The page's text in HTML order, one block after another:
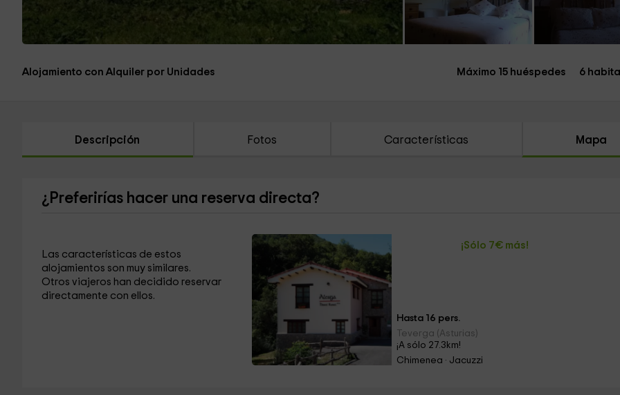
Alojamiento con Alquiler por Unidades Máximo 15 huéspedes 6
Descripción Fotos Características Mapa
¿Preferirías hacer una reserva directa?
Las características de estos
alojamientos son muy similares.
Otros viajeros han decidido reservar
directamente con ellos.
¡Sólo 7€ más!
Hasta 16 pers.
Teverga (Asturias)
¡A sólo 27.3km!
Chimenea · Jacuzzi